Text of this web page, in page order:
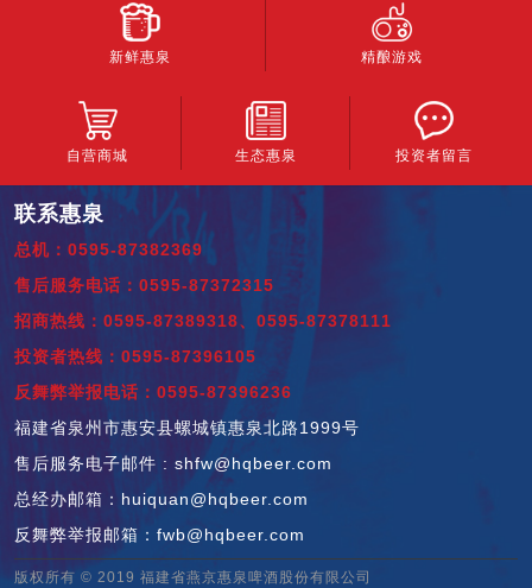
新鲜惠泉 精酿游戏
自营商城 生态惠泉 投资者留言
联系惠泉
总机：0595-87382369
售后服务电话：0595-87372315
招商热线：0595-87389318、0595-87378111
投资者热线：0595-87396105
反舞弊举报电话：0595-87396236
福建省泉州市惠安县螺城镇惠泉北路1999号
售后服务电子邮件 : shfw@hqbeer.com
总经办邮箱：huiquan@hqbeer.com
反舞弊举报邮箱：fwb@hqbeer.com
版权所有 © 2019 福建省燕京惠泉啤酒股份有限公司